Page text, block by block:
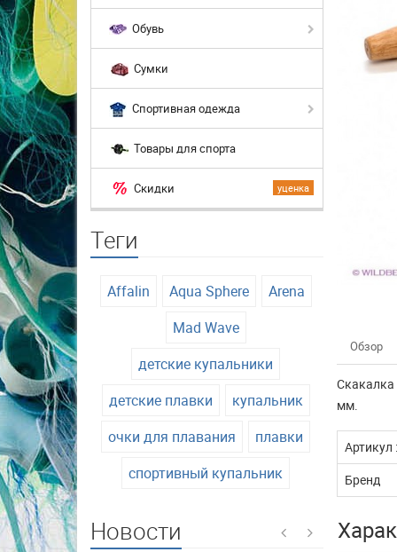
Обувь
Сумки
Спортивная одежда
Товары для спорта
уценка
Скидки
Теги
Affalin Aqua Sphere
Arena
Mad Wave
детские купальники
детские плавки
купальник
очки для плавания
плавки
спортивный купальник
Новости
Обзор
Скакалка
мм.
Артикул :
Бренд